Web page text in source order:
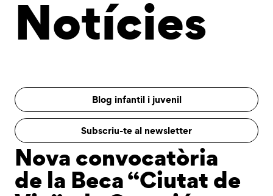
Notícies
Blog infantil i juvenil
Subscriu-te al newsletter
Nova convocatòria
de la Beca “Ciutat de